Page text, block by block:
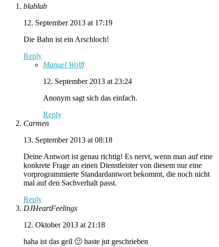
blablub
12. September 2013 at 17:19
Die Bahn ist ein Arschloch!
Reply
Manuel Wolff
12. September 2013 at 23:24
Anonym sagt sich das einfach.
Reply
Carmen
13. September 2013 at 08:18
Deine Antwort ist genau richtig! Es nervt, wenn man auf eine
konkrete Frage an einen Dienstleister von diesem nur eine
vorprogrammierte Standardantwort bekommt, die noch nicht
mal auf den Sachverhalt passt.
Reply
DJHeartFeelings
12. Oktober 2013 at 21:18
haha ist das geil 🙂 haste jut geschrieben